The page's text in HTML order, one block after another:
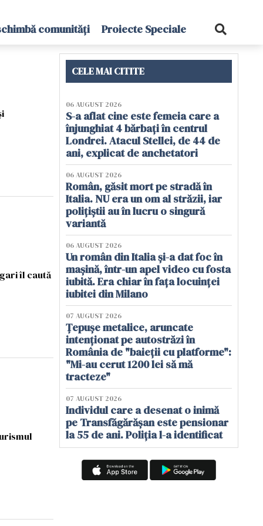
comunități Proiecte Speciale
îl caută
CELE MAI CITITE
06 AUGUST 2026
S-a aflat cine este femeia care a
înjunghiat 4 bărbați în centrul
Londrei. Atacul Stellei, de 44 de
ani, explicat de anchetatori
06 AUGUST 2026
Român, găsit mort pe stradă în
Italia. NU era un om al străzii, iar
polițiștii au în lucru o singură
variantă
06 AUGUST 2026
Un român din Italia și-a dat foc în
mașină, într-un apel video cu fosta
iubită. Era chiar în fața locuinței
iubitei din Milano
07 AUGUST 2026
Țepușe metalice, aruncate
intenționat pe autostrăzi în
România de "baieții cu platforme":
"Mi-au cerut 1200 lei să mă
tracteze"
07 AUGUST 2026
Individul care a desenat o inimă
pe Transfăgărășan este pensionar
la 55 de ani. Poliția l-a identificat